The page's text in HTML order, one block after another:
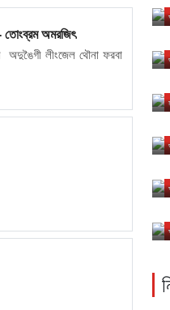
তোংব্রম অমরজিৎ
অদুঙৈগী লীংজেল থৌনা ফরবা